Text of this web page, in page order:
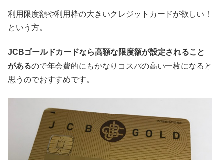
利用限度額や利用枠の大きいクレジットカードが欲しい！
という方。
JCBゴールドカードなら高額な限度額が設定されること
があるので年会費的にもかなりコスパの高い一枚になると
思うのでおすすめです。